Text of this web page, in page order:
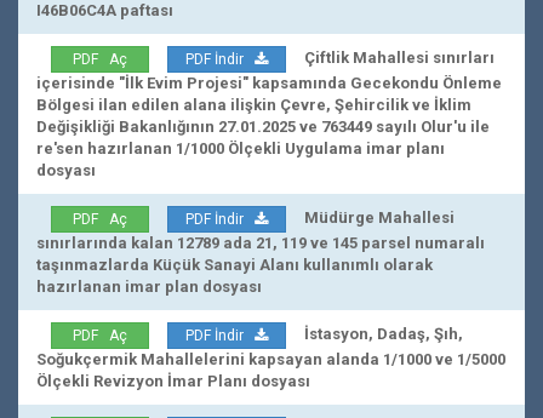
I46B06C4A paftası
PDF Aç PDF İndir
Çiftlik Mahallesi sınırları
içerisinde "İlk Evim Projesi" kapsamında Gecekondu Önleme
Bölgesi ilan edilen alana ilişkin Çevre, Şehircilik ve İklim
Değişikliği Bakanlığının 27.01.2025 ve 763449 sayılı Olur'u ile
re'sen hazırlanan 1/1000 Ölçekli Uygulama imar planı
dosyası
PDF Aç PDF İndir
Müdürge Mahallesi
sınırlarında kalan 12789 ada 21, 119 ve 145 parsel numaralı
taşınmazlarda Küçük Sanayi Alanı kullanımlı olarak
hazırlanan imar plan dosyası
PDF Aç PDF İndir
İstasyon, Dadaş, Şıh,
Soğukçermik Mahallelerini kapsayan alanda 1/1000 ve 1/5000
Ölçekli Revizyon İmar Planı dosyası